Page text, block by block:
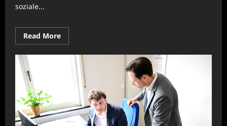
soziale...
Read MoreRead
more
Nachhaltige
Unternehmenskonzepte
strukturierte
Betriebsprozesse